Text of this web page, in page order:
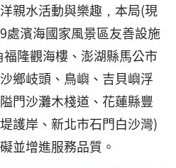
親水活動與樂趣，本局(現
處濱海國家風景區友善設施
隆觀海樓、澎湖縣馬公市
鄉岐頭、鳥嶼、吉貝嶼浮
門沙灘木棧道、花蓮縣豐
護岸、新北市石門白沙灣)
並增進服務品質。